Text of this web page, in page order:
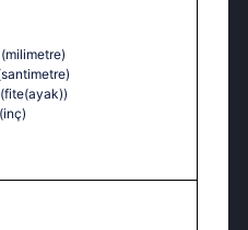
(milimetre)
(fite(ayak))
(inç)